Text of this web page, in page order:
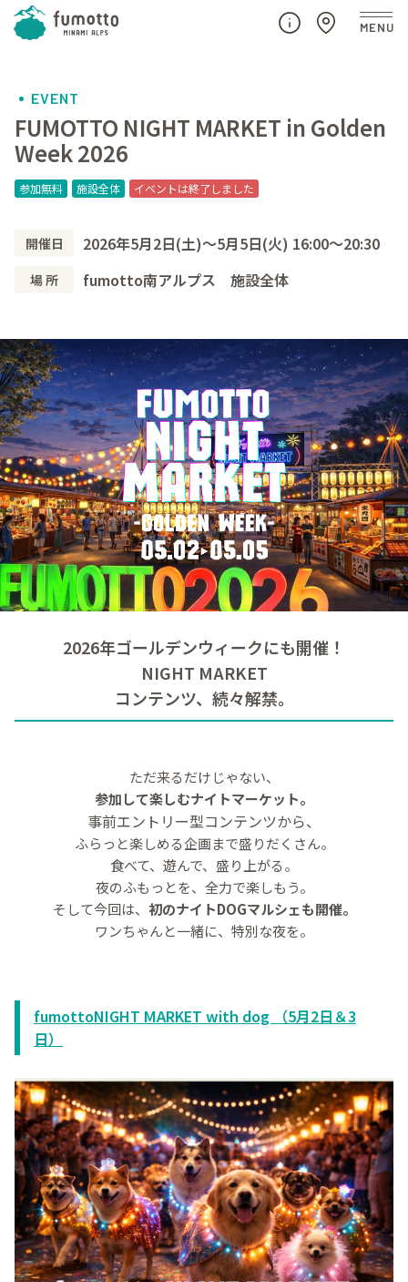
EVENT
FUMOTTO NIGHT MARKET in Golden
Week 2026
参加無料 施設全体 イベントは終了しました
開催日 2026年5月2日(土)～5月5日(火) 16:00～20:30
場 所 fumotto南アルプス 施設全体
2026年ゴールデンウィークにも開催！
NIGHT MARKET
コンテンツ、続々解禁。
ただ来るだけじゃない、
参加して楽しむナイトマーケット。
事前エントリー型コンテンツから、
ふらっと楽しめる企画まで盛りだくさん。
食べて、遊んで、盛り上がる。
夜のふもっとを、全力で楽しもう。
そして今回は、 初のナイトDOGマルシェも開催。
ワンちゃんと一緒に、特別な夜を。
fumottoNIGHT MARKET with dog （5月2日＆3
日）